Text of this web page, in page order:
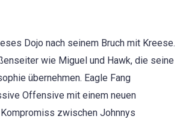
Dojo nach seinem Bruch mit Kreese.
wie Miguel und Hawk, die seine
übernehmen. Eagle Fang
Offensive mit einem neuen
zwischen Johnnys